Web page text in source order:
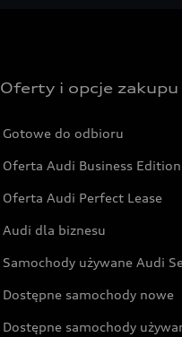
Oferty i opcje zakupu
Gotowe do odbioru
Oferta Audi Business Edition
Oferta Audi Perfect Lease
Audi dla biznesu
Samochody używane Audi
Dostępne samochody nowe
Dostępne samochody